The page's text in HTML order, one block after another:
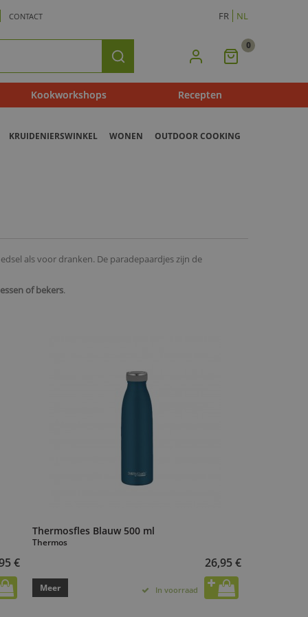
CONTACT FR NL
Zoeken Mijn
0
Kookworkshops Recepten
KRUIDENIERSWINKEL WONEN OUTDOOR COOKING
als voor dranken. De paradepaardjes zijn de
of bekers.
€
Thermosfles Blauw 500 ml
Thermos
26,95 €
Meer In voorraad